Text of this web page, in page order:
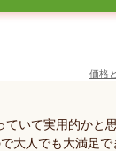
価格
ていて実用的かと
大人でも大満足で